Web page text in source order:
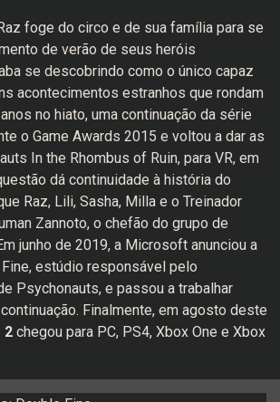
foge do circo e de sua família para se
de verão de seus heróis
se descobrindo como o único capaz
acontecimentos estranhos que rondam
no hiato, uma continuação da série
o Game Awards 2015 e voltou a dar as
In the Rhombus of Ruin, para VR, em
dá continuidade à história do
Raz, Lili, Sasha, Milla e o Treinador
Zannoto, o chefão do grupo de
junho de 2019, a Microsoft anunciou a
estúdio responsável pelo
Psychonauts, e passou a trabalhar
Finalmente, em agosto deste
2 chegou para PC, PS4, Xbox One e Xbox